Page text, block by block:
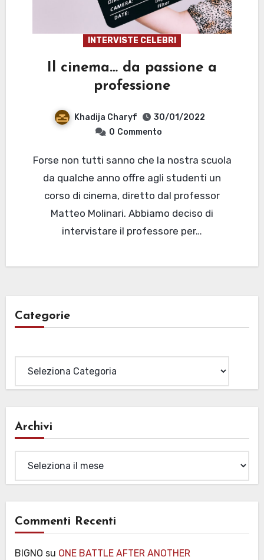
INTERVISTE CELEBRI
Il cinema… da passione a
professione
Khadija Charyf
30/01/2022
0 Commento
Forse non tutti sanno che la nostra scuola
da qualche anno offre agli studenti un
corso di cinema, diretto dal professor
Matteo Molinari. Abbiamo deciso di
intervistare il professore per…
Categorie
Archivi
Commenti Recenti
BIGNO su ONE BATTLE AFTER ANOTHER